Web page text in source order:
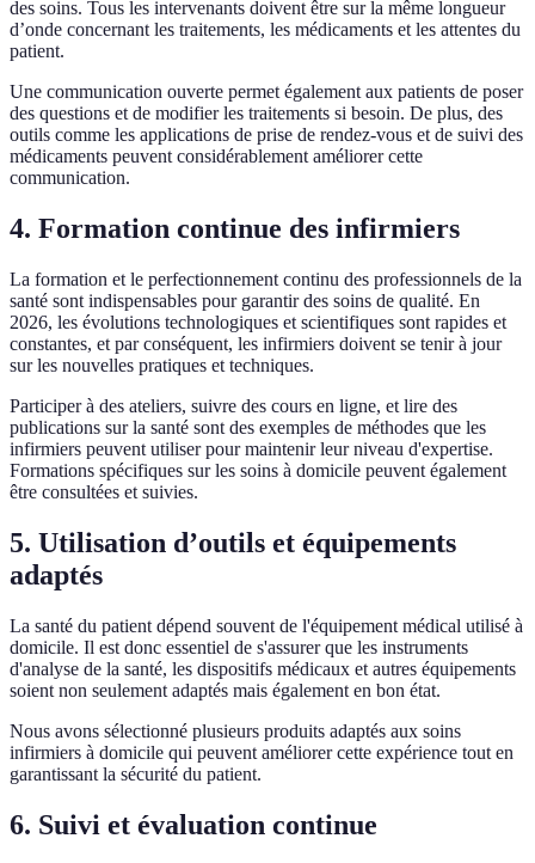
des soins. Tous les intervenants doivent être sur la même longueur
d’onde concernant les traitements, les médicaments et les attentes du
patient.
Une communication ouverte permet également aux patients de poser
des questions et de modifier les traitements si besoin. De plus, des
outils comme les applications de prise de rendez-vous et de suivi des
médicaments peuvent considérablement améliorer cette
communication.
4. Formation continue des infirmiers
La formation et le perfectionnement continu des professionnels de la
santé sont indispensables pour garantir des soins de qualité. En
2026, les évolutions technologiques et scientifiques sont rapides et
constantes, et par conséquent, les infirmiers doivent se tenir à jour
sur les nouvelles pratiques et techniques.
Participer à des ateliers, suivre des cours en ligne, et lire des
publications sur la santé sont des exemples de méthodes que les
infirmiers peuvent utiliser pour maintenir leur niveau d'expertise.
Formations spécifiques sur les soins à domicile peuvent également
être consultées et suivies.
5. Utilisation d’outils et équipements
adaptés
La santé du patient dépend souvent de l'équipement médical utilisé à
domicile. Il est donc essentiel de s'assurer que les instruments
d'analyse de la santé, les dispositifs médicaux et autres équipements
soient non seulement adaptés mais également en bon état.
Nous avons sélectionné plusieurs produits adaptés aux soins
infirmiers à domicile qui peuvent améliorer cette expérience tout en
garantissant la sécurité du patient.
6. Suivi et évaluation continue